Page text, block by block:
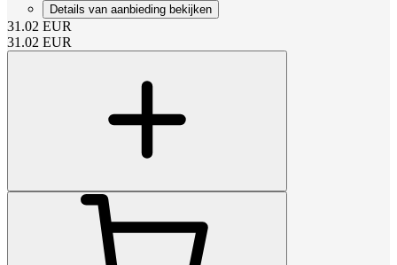
Details van aanbieding bekijken
31.02 EUR
31.02 EUR